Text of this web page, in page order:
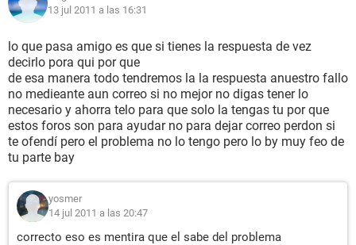
13 jul 2011 a las 16:31
lo que pasa amigo es que si tienes la respuesta de vez
decirlo pora qui por que
de esa manera todo tendremos la la respuesta anuestro fallo
no medieante aun correo si no mejor no digas tener lo
necesario y ahorra telo para que solo la tengas tu por que
estos foros son para ayudar no para dejar correo perdon si
te ofendí pero el problema no lo tengo pero lo by muy feo de
tu parte bay
yosmer
14 jul 2011 a las 20:47
correcto eso es mentira que el sabe del problema